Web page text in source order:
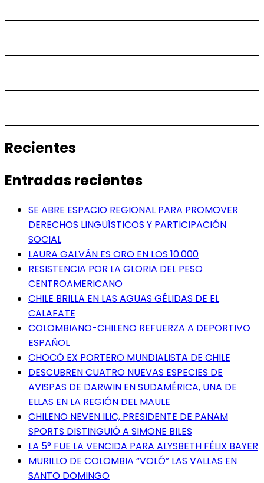
Recientes
Entradas recientes
SE ABRE ESPACIO REGIONAL PARA PROMOVER
DERECHOS LINGÜÍSTICOS Y PARTICIPACIÓN
SOCIAL
LAURA GALVÁN ES ORO EN LOS 10.000
RESISTENCIA POR LA GLORIA DEL PESO
CENTROAMERICANO
CHILE BRILLA EN LAS AGUAS GÉLIDAS DE EL
CALAFATE
COLOMBIANO-CHILENO REFUERZA A DEPORTIVO
ESPAÑOL
CHOCÓ EX PORTERO MUNDIALISTA DE CHILE
DESCUBREN CUATRO NUEVAS ESPECIES DE
AVISPAS DE DARWIN EN SUDAMÉRICA, UNA DE
ELLAS EN LA REGIÓN DEL MAULE
CHILENO NEVEN ILIC, PRESIDENTE DE PANAM
SPORTS DISTINGUIÓ A SIMONE BILES
LA 5° FUE LA VENCIDA PARA ALYSBETH FÉLIX BAYER
MURILLO DE COLOMBIA “VOLÓ” LAS VALLAS EN
SANTO DOMINGO